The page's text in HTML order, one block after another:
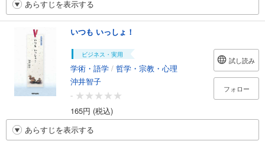
あらすじを表示する
いつも いっしょ！
ビジネス・実用
学術・語学 / 哲学・宗教・心理
沖井智子
-
165円 (税込)
試し読み
フォロー
あらすじを表示する